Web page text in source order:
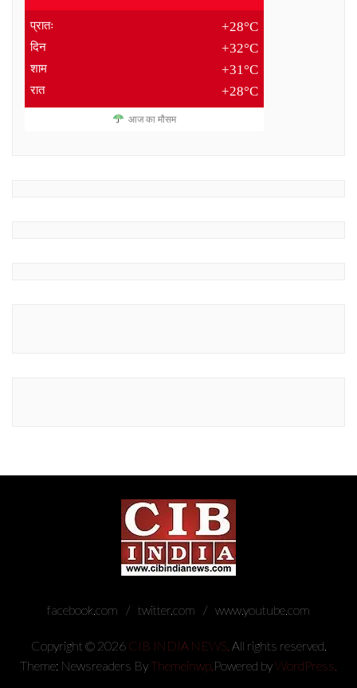
प्रातः +28°C
दिन +32°C
शाम +31°C
रात +28°C
आज का मौसम
facebook.com twitter.com www.youtube.com
Copyright © 2026 CIB INDIA NEWS. All rights reserved.
Theme: Newsreaders ByThemeinwp. Powered byWordPress.